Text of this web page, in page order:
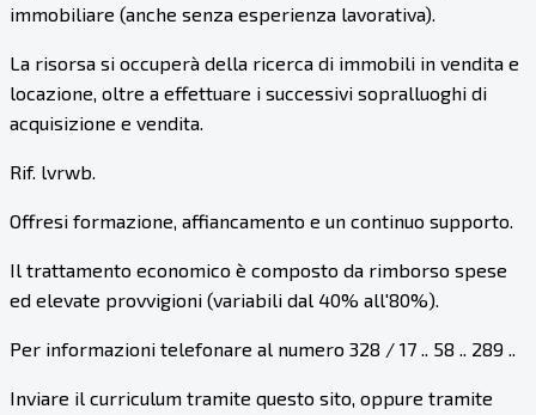
immobiliare (anche senza esperienza lavorativa).
La risorsa si occuperà della ricerca di immobili in vendita e
locazione, oltre a effettuare i successivi sopralluoghi di
acquisizione e vendita.
Rif. lvrwb.
Offresi formazione, affiancamento e un continuo supporto.
Il trattamento economico è composto da rimborso spese
ed elevate provvigioni (variabili dal 40% all'80%).
Per informazioni telefonare al numero 328 / 17 .. 58 .. 289 ..
Inviare il curriculum tramite questo sito, oppure tramite